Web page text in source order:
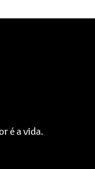
é a vida.